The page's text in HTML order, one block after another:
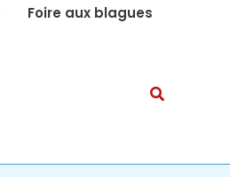
Foire aux blagues